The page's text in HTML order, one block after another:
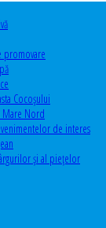
promovare
Cocoșului
Mare Nord
de interes
şi al pieţelor